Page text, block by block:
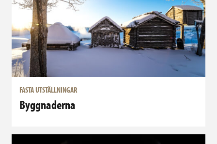
FASTA UTSTÄLLNINGAR
Byggnaderna